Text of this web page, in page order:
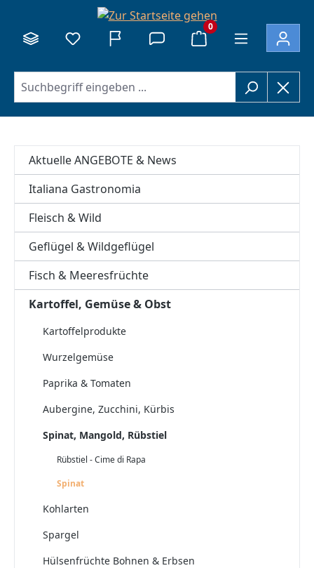
0
Aktuelle ANGEBOTE & News
Italiana Gastronomia
Fleisch & Wild
Geflügel & Wildgeflügel
Fisch & Meeresfrüchte
Kartoffel, Gemüse & Obst
Kartoffelprodukte
Wurzelgemüse
Paprika & Tomaten
Aubergine, Zucchini, Kürbis
Spinat, Mangold, Rübstiel
Rübstiel - Cime di Rapa
Spinat
Kohlarten
Spargel
Hülsenfrüchte Bohnen & Erbsen